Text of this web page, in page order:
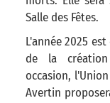
Salle des Fêtes.
L'année 2025
de la
occasion,
Avertin